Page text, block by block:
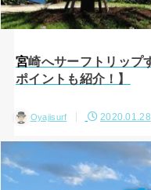
宮崎へサーフトリップするための情報総まとめ【サーフ
ポイントも紹介！】
Oyajisurf 2020.01.28